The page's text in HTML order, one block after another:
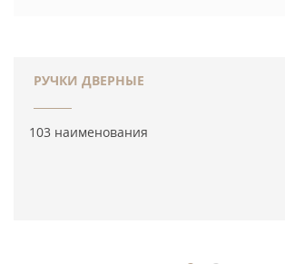
РУЧКИ ДВЕРНЫЕ
103 наименования